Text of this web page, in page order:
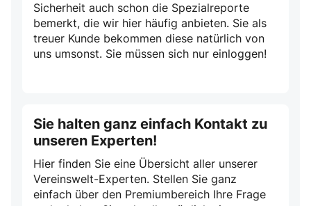
Sicherheit auch schon die Spezialreporte
bemerkt, die wir hier häufig anbieten. Sie als
treuer Kunde bekommen diese natürlich von
uns umsonst. Sie müssen sich nur einloggen!
Sie halten ganz einfach Kontakt zu
unseren Experten!
Hier finden Sie eine Übersicht aller unserer
Vereinswelt-Experten. Stellen Sie ganz
einfach über den Premiumbereich Ihre Frage